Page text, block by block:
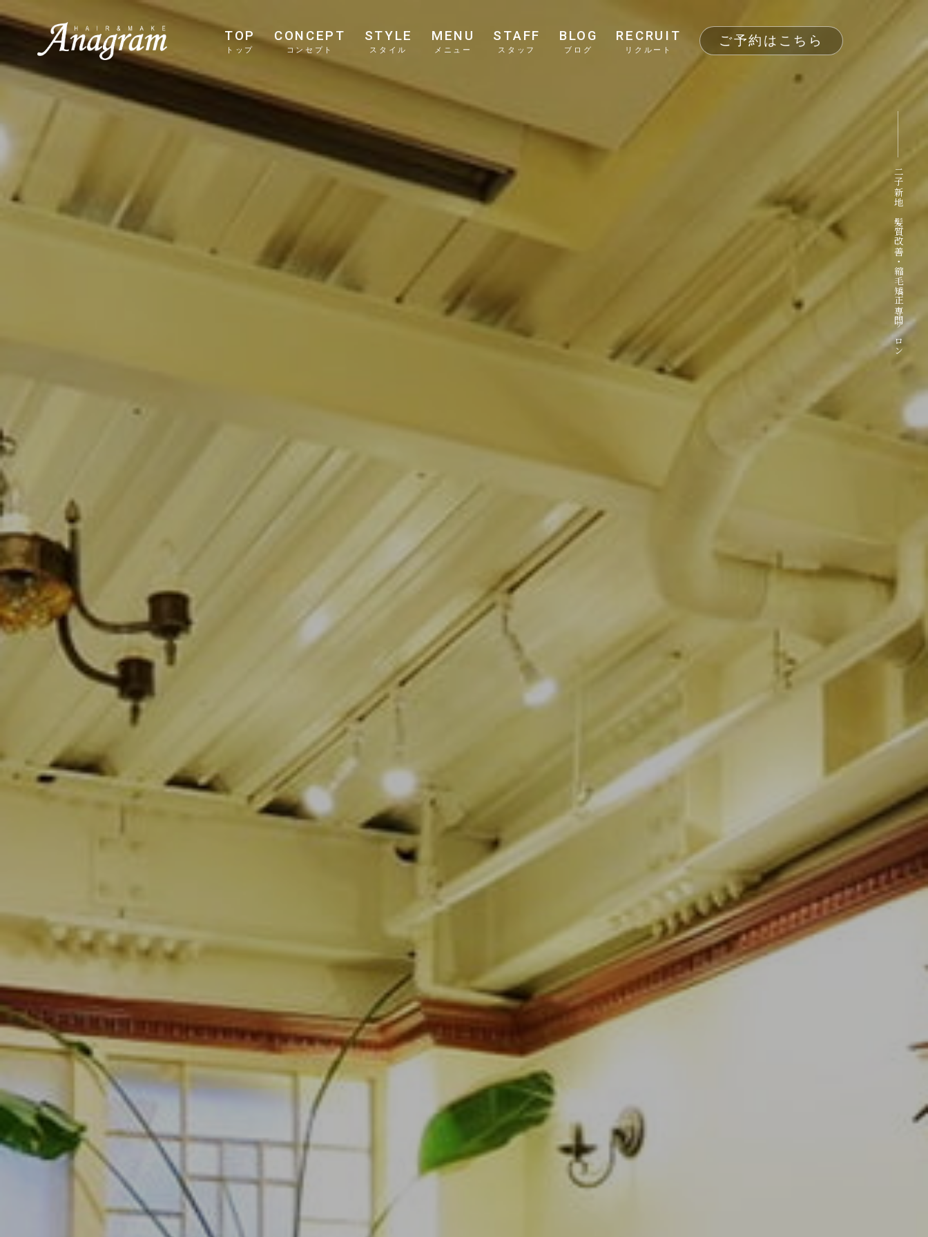
TOP
トップ
CONCEPT
コンセプト
STYLE
スタイル
MENU
メニュー
STAFF
スタッフ
BLOG
ブログ
RECRUIT
リクルート
ご予約はこちら
二子新地 髪質改善・縮毛矯正専門サロン